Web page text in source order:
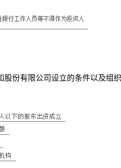
份有限公司设立的条件以及组织